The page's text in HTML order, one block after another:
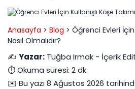
Anasayfa > Blog > Öğrenci Evleri İçin
Nasıl Olmalıdır?
✍️ Yazar: Tuğba Irmak - İçerik
⏱️ Okuma süresi: 2 dk
✉️ Bu yazı8 Ağustos 2026